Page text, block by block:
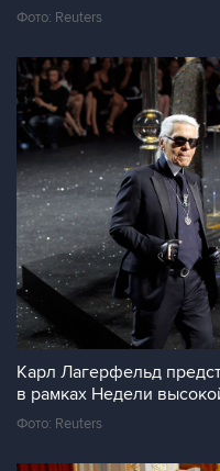
Фото: Reuters
Карл Лагерфельд
в рамках Недели
Фото: Reuters